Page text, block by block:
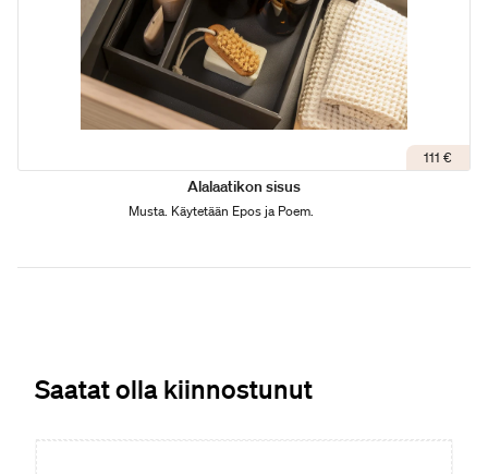
111 €
Alalaatikon sisus
Musta. Käytetään Epos ja Poem.
Saatat olla kiinnostunut